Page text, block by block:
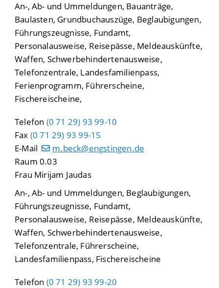
An-, Ab- und Ummeldungen, Bauanträge,
Baulasten, Grundbuchauszüge, Beglaubigungen,
Führungszeugnisse, Fundamt,
Personalausweise, Reisepässe, Meldeauskünfte,
Waffen, Schwerbehindertenausweise,
Telefonzentrale, Landesfamilienpass,
Ferienprogramm, Führerscheine,
Fischereischeine,
Telefon (0 71 29) 93 99-10
Fax (0 71 29) 93 99-15
E-Mail
m.beck@engstingen.de
Raum 0.03
Frau Mirijam Jaudas
An-, Ab- und Ummeldungen, Beglaubigungen,
Führungszeugnisse, Fundamt,
Personalausweise, Reisepässe, Meldeauskünfte,
Waffen, Schwerbehindertenausweise,
Telefonzentrale, Führerscheine,
Landesfamilienpass, Fischereischeine
Telefon (0 71 29) 93 99-20